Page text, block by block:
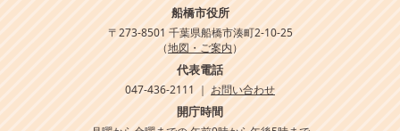
船橋市役所
〒273-8501 千葉県船橋市湊町2-10-25
（地図・ご案内）
代表電話
047-436-2111 ｜ お問い合わせ
開庁時間